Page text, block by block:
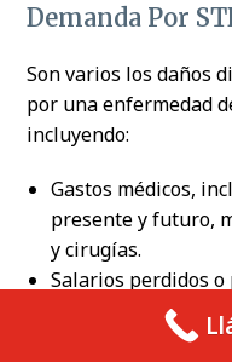
Demanda Por
Son varios los daños
por una enfermedad
incluyendo:
Gastos médicos,
presente y futuro,
y cirugías.
Salarios perdidos o
Discapacidad
Dolor y